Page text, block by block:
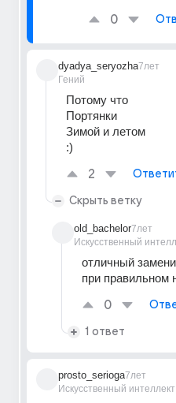
0
dyadya_seryozha
Гений
7лет
Потому что
Портянки
Зимой и летом
:)
2
Скрыть ветку
old_bachelor
Искусственный
7лет
отличный
при правильном
0
1 ответ
prosto_serioga
Искусственный интеллект
7лет